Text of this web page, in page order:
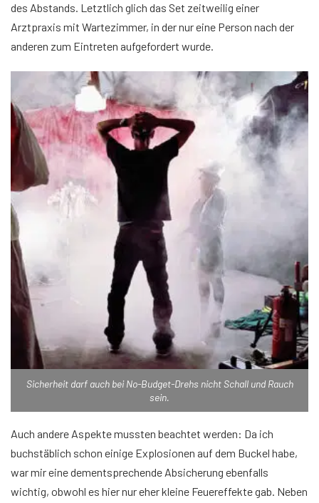
des Abstands. Letztlich glich das Set zeitweilig einer
Arztpraxis mit Wartezimmer, in der nur eine Person nach der
anderen zum Eintreten aufgefordert wurde.
Sicherheit darf auch bei No-Budget-Drehs nicht Schall und Rauch
sein.
Auch andere Aspekte mussten beachtet werden: Da ich
buchstäblich schon einige Explosionen auf dem Buckel habe,
war mir eine dementsprechende Absicherung ebenfalls
wichtig, obwohl es hier nur eher kleine Feuereffekte gab. Neben